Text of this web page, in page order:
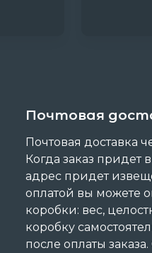
Почтовая
Почтовая доставка
Когда заказ придет
адрес придет
оплатой вы можете
коробки: вес,
коробку
после оплаты